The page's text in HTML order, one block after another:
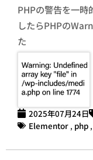
PHPの警告を一
したらPHPの
た
2025年07月24日
Elementor , php ,